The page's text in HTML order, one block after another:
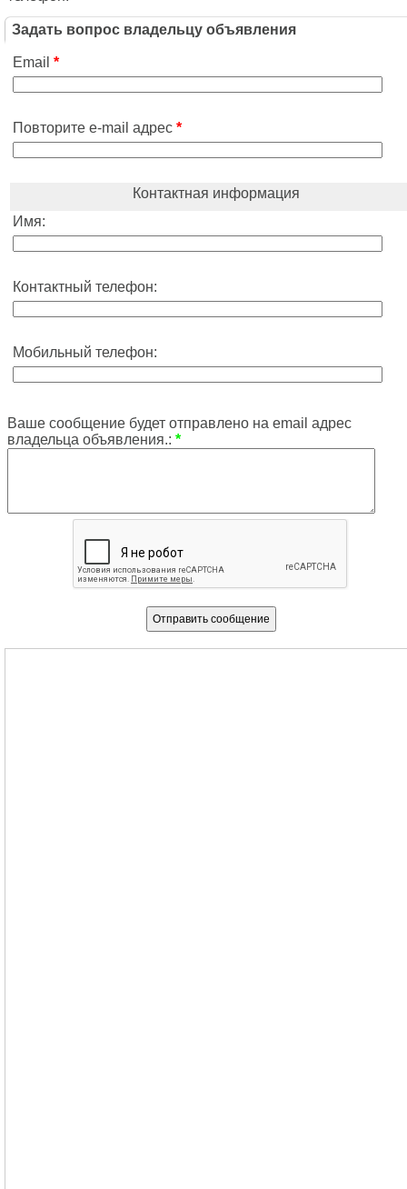
Задать вопрос владельцу объявления
Email *
Повторите e-mail адрес *
Контактная информация
Имя:
Контактный телефон:
Мобильный телефон:
Ваше сообщение будет отправлено на email адрес
владельца объявления.: *